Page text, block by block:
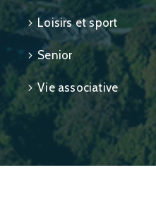
Loisirs et sport
Senior
Vie associative